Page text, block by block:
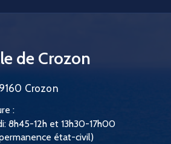
de Crozon
Crozon
:
8h45-12h et 13h30-17h00
état-civil)